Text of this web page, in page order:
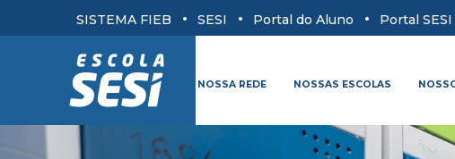
SISTEMA FIEB
.
SESI Portal do Aluno Portal
NOSSA REDE NOSSAS ESCOLAS